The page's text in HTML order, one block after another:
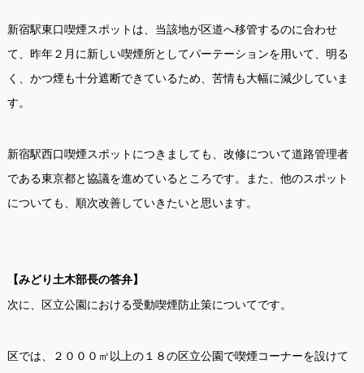
新宿駅東口喫煙スポットは、当該地が区道へ移管するのに合わせ
て、昨年２月に新しい喫煙所としてパーテーションを用いて、明る
く、かつ煙も十分遮断できているため、苦情も大幅に減少していま
す。
新宿駅西口喫煙スポットにつきましても、改修について道路管理者
である東京都と協議を進めているところです。また、他のスポット
についても、順次改善していきたいと思います。
【みどり土木部長の答弁】
次に、区立公園における受動喫煙防止策についてです。
区では、２０００㎡以上の１８の区立公園で喫煙コーナーを設けて